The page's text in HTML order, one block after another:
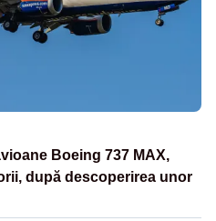
Boeing 737 MAX,
după descoperirea unor